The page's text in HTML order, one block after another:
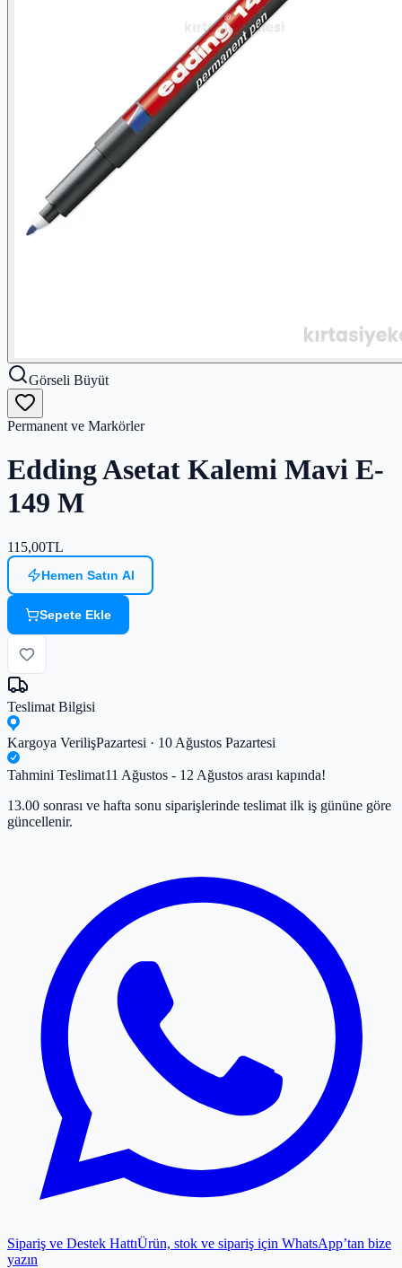
Görseli Büyüt
Permanent ve Markörler
Edding Asetat Kalemi Mavi E-
149 M
115,00TL
Hemen Satın Al
Sepete Ekle
Teslimat Bilgisi
Kargoya VerilişPazartesi · 10 Ağustos Pazartesi
Tahmini Teslimat11 Ağustos - 12 Ağustos arası kapında!
13.00 sonrası ve hafta sonu siparişlerinde teslimat ilk iş gününe göre
güncellenir.
Sipariş ve Destek HattıÜrün, stok ve sipariş için WhatsApp’tan bize
yazın